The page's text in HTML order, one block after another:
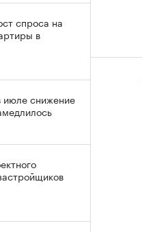
спроса на
в
июле снижение